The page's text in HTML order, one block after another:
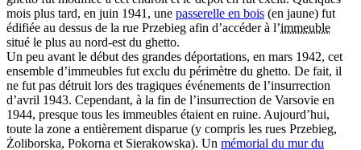
mois plus tard, en juin 1941, une passerelle en bois (en jaune) fut
édifiée au dessus de la rue Przebieg afin d’accéder à l’immeuble
situé le plus au nord-est du ghetto.
Un peu avant le début des grandes déportations, en mars 1942, cet
ensemble d’immeubles fut exclu du périmètre du ghetto. De fait, il
ne fut pas détruit lors des tragiques événements de l’insurrection
d’avril 1943. Cependant, à la fin de l’insurrection de Varsovie en
1944, presque tous les immeubles étaient en ruine. Aujourd’hui,
toute la zone a entièrement disparue (y compris les rues Przebieg,
Żoliborska, Pokorna et Sierakowska). Un mémorial du mur du